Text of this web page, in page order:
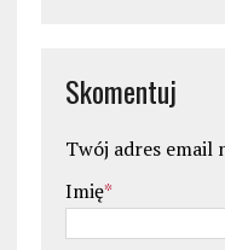
Skomentuj
Twój adres email
Imię*